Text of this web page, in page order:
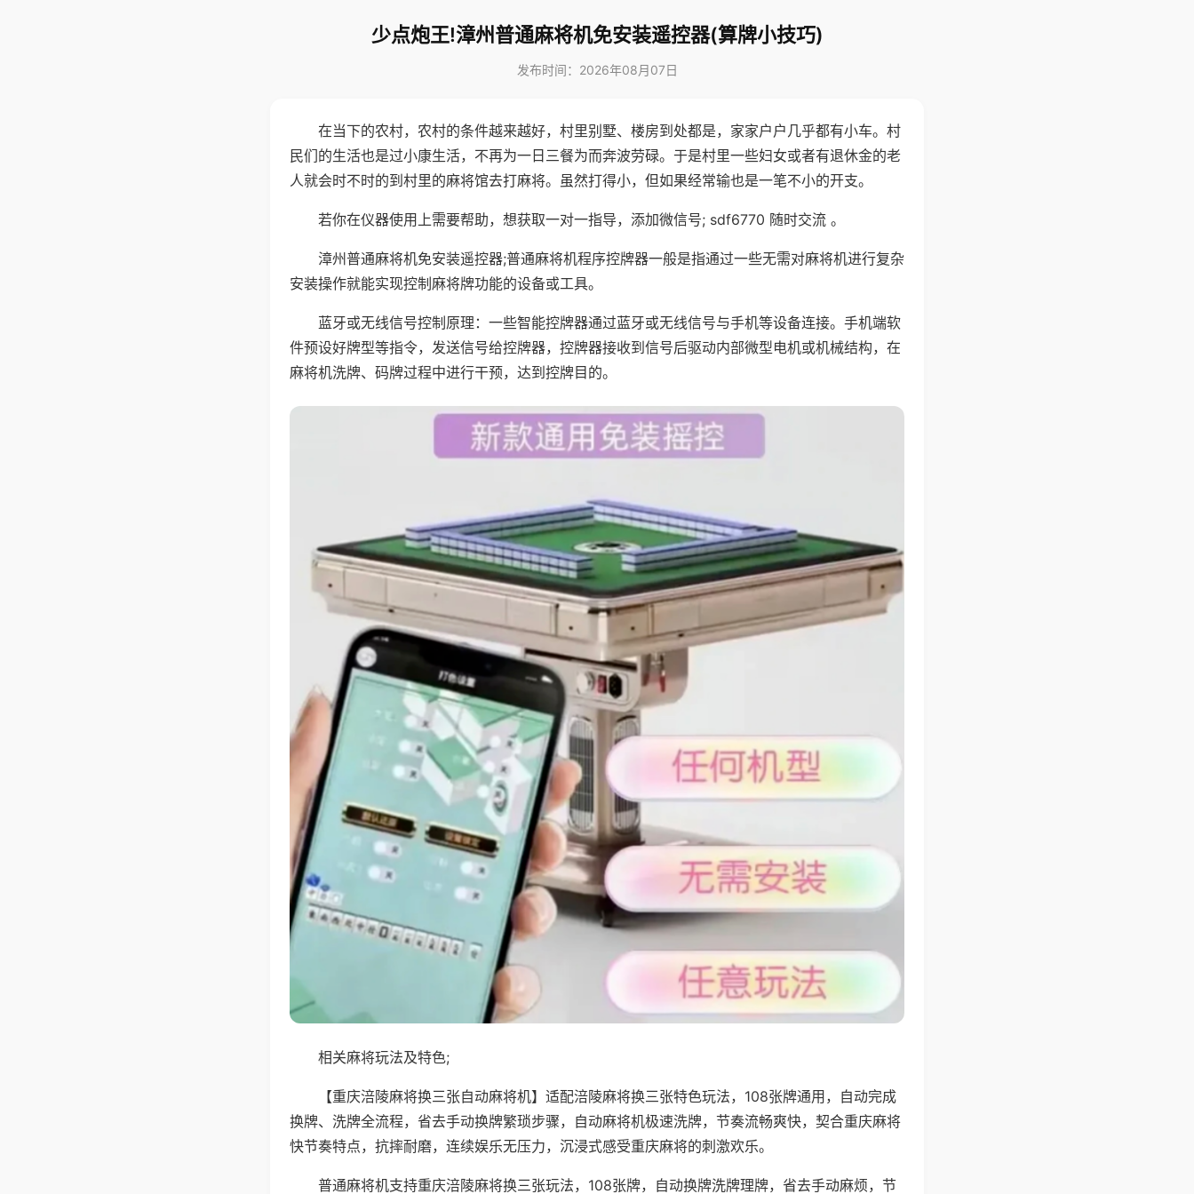
少点炮王!漳州普通麻将机免安装遥控器(算牌小技巧)
发布时间：2026年08月07日
在当下的农村，农村的条件越来越好，村里别墅、楼房到处都是，家家户户几乎都有小车。村
民们的生活也是过小康生活，不再为一日三餐为而奔波劳碌。于是村里一些妇女或者有退休金的老
人就会时不时的到村里的麻将馆去打麻将。虽然打得小，但如果经常输也是一笔不小的开支。
若你在仪器使用上需要帮助，想获取一对一指导，添加微信号; sdf6770 随时交流 。
漳州普通麻将机免安装遥控器;普通麻将机程序控牌器一般是指通过一些无需对麻将机进行复杂
安装操作就能实现控制麻将牌功能的设备或工具。
蓝牙或无线信号控制原理：一些智能控牌器通过蓝牙或无线信号与手机等设备连接。手机端软
件预设好牌型等指令，发送信号给控牌器，控牌器接收到信号后驱动内部微型电机或机械结构，在
麻将机洗牌、码牌过程中进行干预，达到控牌目的。
相关麻将玩法及特色;
【重庆涪陵麻将换三张自动麻将机】适配涪陵麻将换三张特色玩法，108张牌通用，自动完成
换牌、洗牌全流程，省去手动换牌繁琐步骤，自动麻将机极速洗牌，节奏流畅爽快，契合重庆麻将
快节奏特点，抗摔耐磨，连续娱乐无压力，沉浸式感受重庆麻将的刺激欢乐。
普通麻将机支持重庆涪陵麻将换三张玩法，108张牌，自动换牌洗牌理牌，省去手动麻烦，节